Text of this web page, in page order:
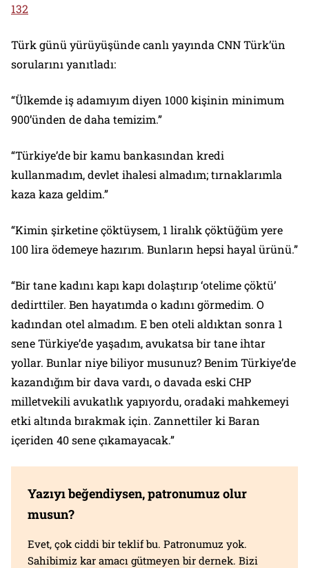
132
Türk günü yürüyüşünde canlı yayında CNN Türk’ün
sorularını yanıtladı:
“Ülkemde iş adamıyım diyen 1000 kişinin minimum
900’ünden de daha temizim.”
“Türkiye’de bir kamu bankasından kredi
kullanmadım, devlet ihalesi almadım; tırnaklarımla
kaza kaza geldim.”
“Kimin şirketine çöktüysem, 1 liralık çöktüğüm yere
100 lira ödemeye hazırım. Bunların hepsi hayal ürünü.”
“Bir tane kadını kapı kapı dolaştırıp ‘otelime çöktü’
dedirttiler. Ben hayatımda o kadını görmedim. O
kadından otel almadım. E ben oteli aldıktan sonra 1
sene Türkiye’de yaşadım, avukatsa bir tane ihtar
yollar. Bunlar niye biliyor musunuz? Benim Türkiye’de
kazandığım bir dava vardı, o davada eski CHP
milletvekili avukatlık yapıyordu, oradaki mahkemeyi
etki altında bırakmak için. Zannettiler ki Baran
içeriden 40 sene çıkamayacak.”
Yazıyı beğendiysen, patronumuz olur
musun?
Evet, çok ciddi bir teklif bu. Patronumuz yok.
Sahibimiz kar amacı gütmeyen bir dernek. Bizi